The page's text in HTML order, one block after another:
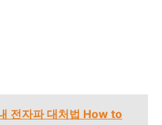
전자파 대처법 How to